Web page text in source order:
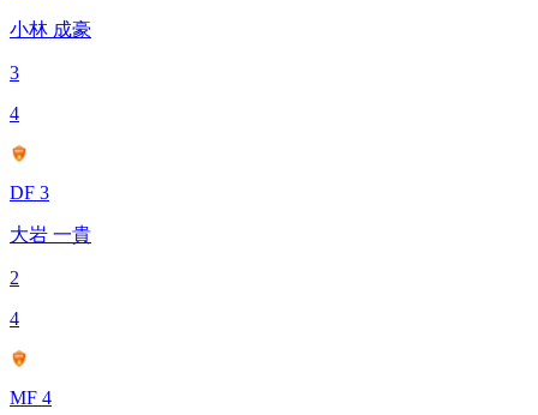
小林 成豪
3
4
DF 3
大岩 一貴
2
4
MF 4